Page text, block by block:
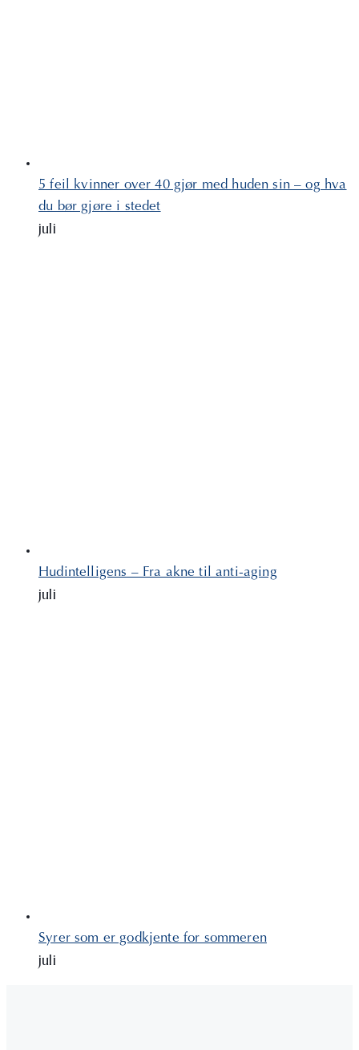
5 feil kvinner over 40 gjør med huden sin – og hva
du bør gjøre i stedet
juli
Hudintelligens – Fra akne til anti-aging
juli
Syrer som er godkjente for sommeren
juli